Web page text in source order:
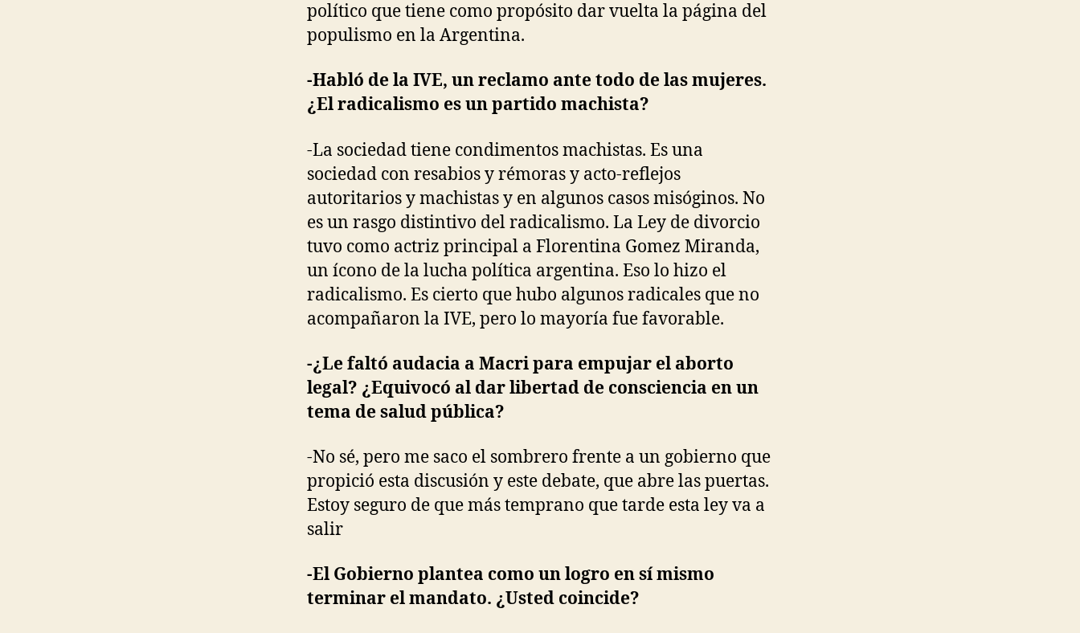
político que tiene como propósito dar vuelta la página del
populismo en la Argentina.
-Habló de la IVE, un reclamo ante todo de las mujeres.
¿El radicalismo es un partido machista?
-La sociedad tiene condimentos machistas. Es una
sociedad con resabios y rémoras y acto-reflejos
autoritarios y machistas y en algunos casos misóginos. No
es un rasgo distintivo del radicalismo. La Ley de divorcio
tuvo como actriz principal a Florentina Gomez Miranda,
un ícono de la lucha política argentina. Eso lo hizo el
radicalismo. Es cierto que hubo algunos radicales que no
acompañaron la IVE, pero lo mayoría fue favorable.
-¿Le faltó audacia a Macri para empujar el aborto
legal? ¿Equivocó al dar libertad de consciencia en un
tema de salud pública?
-No sé, pero me saco el sombrero frente a un gobierno que
propició esta discusión y este debate, que abre las puertas.
Estoy seguro de que más temprano que tarde esta ley va a
salir
-El Gobierno plantea como un logro en sí mismo
terminar el mandato. ¿Usted coincide?